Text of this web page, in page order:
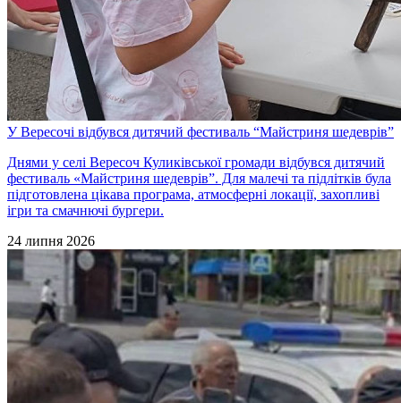
У Вересочі відбувся дитячий фестиваль “Майстриня шедеврів”
Днями у селі Вересоч Куликівської громади відбувся дитячий
фестиваль «Майстриня шедеврів”. Для малечі та підлітків була
підготовлена цікава програма, атмосферні локації, захопливі
ігри та смачнючі бургери.
24 липня 2026